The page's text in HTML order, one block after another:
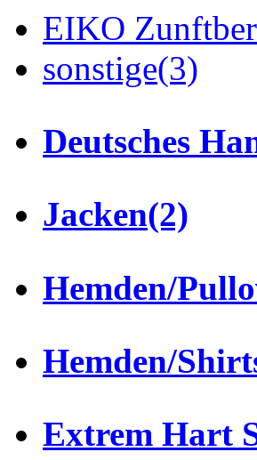
EIKO
sonstige(3)
Deutsches
Jacken(2)
Hemden/
Hemden/
Extrem Hart